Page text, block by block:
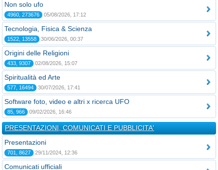
Non solo ufo
4960, 273676 05/08/2026, 17:12
Tecnologia, Fisica & Scienza
1522, 13558 30/06/2026, 00:37
Origini delle Religioni
433, 9307 02/08/2026, 15:07
Spiritualità ed Arte
577, 16494 30/07/2026, 17:41
Software foto, video e altri x ricerca UFO
85, 966 09/02/2026, 16:46
PRESENTAZIONI, COMUNICATI E PUBBLICITA'
Presentazioni
701, 8627 29/11/2024, 12:36
Comunicati ufficiali